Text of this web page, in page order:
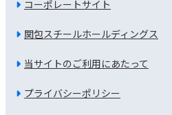
コーポレートサイト
関包スチールホールディングス
当サイトのご利用にあたって
プライバシーポリシー